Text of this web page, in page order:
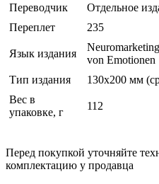
Переводчик
Отдельное
Переплет
235
Язык издания
von Emotionen
Тип издания
130х200 мм
Вес в
упаковке, г
112
Перед покупкой уточняйте
комплектацию у продавца